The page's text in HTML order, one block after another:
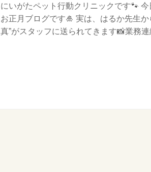
にいがたペット行動クリニックです🐾
お正月ブログです🎍 実は、はるか先生
真”がスタッフに送られてきます📸業務